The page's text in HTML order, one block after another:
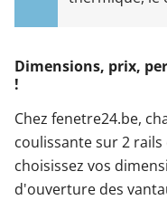
Dimensions, prix,
!
Chez fenetre24.be,
coulissante sur 2
choisissez vos
d'ouverture des